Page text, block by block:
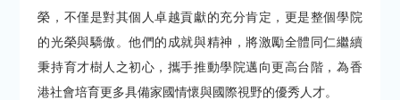
榮，不僅是對其個人卓越貢獻的充分肯定，更是整個學院
的光榮與驕傲。他們的成就與精神，將激勵全體同仁繼續
秉持育才樹人之初心，攜手推動學院邁向更高台階，為香
港社會培育更多具備家國情懷與國際視野的優秀人才。